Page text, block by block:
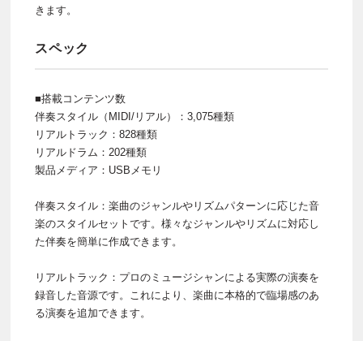
きます。
スペック
■搭載コンテンツ数
伴奏スタイル（MIDI/リアル）：3,075種類
リアルトラック：828種類
リアルドラム：202種類
製品メディア：USBメモリ
伴奏スタイル：楽曲のジャンルやリズムパターンに応じた音
楽のスタイルセットです。様々なジャンルやリズムに対応し
た伴奏を簡単に作成できます。
リアルトラック：プロのミュージシャンによる実際の演奏を
録音した音源です。これにより、楽曲に本格的で臨場感のあ
る演奏を追加できます。